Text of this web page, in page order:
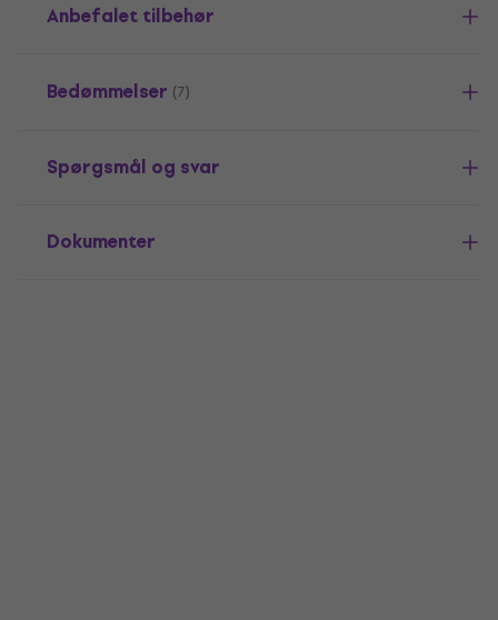
Anbefalet tilbehør
Bedømmelser (7)
Spørgsmål og svar
Dokumenter